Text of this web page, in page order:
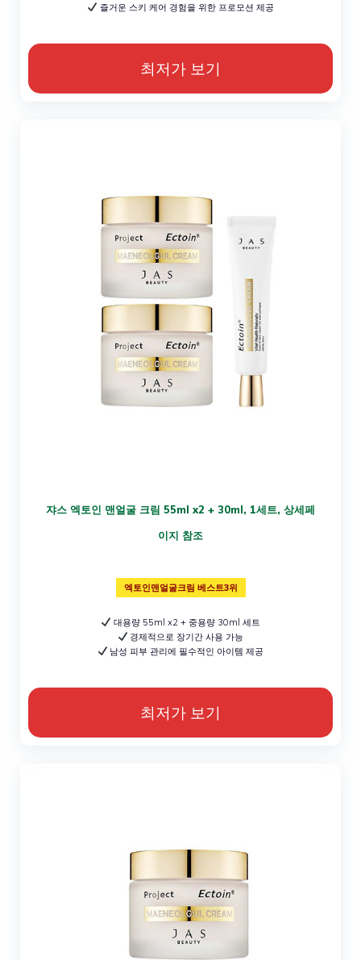
즐거운 스키 케어 경험을 위한 프로모션 제공
최저가 보기
쟈스 엑토인 맨얼굴 크림 55ml x2 + 30ml, 1세트, 상세페
이지 참조
엑토인맨얼굴크림 베스트3위
대용량 55ml x2 + 중용량 30ml 세트
경제적으로 장기간 사용 가능
남성 피부 관리에 필수적인 아이템 제공
최저가 보기